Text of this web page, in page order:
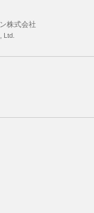
株式会社
Ltd.